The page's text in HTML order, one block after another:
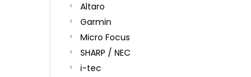
Altaro
Garmin
Micro Focus
SHARP / NEC
i-tec